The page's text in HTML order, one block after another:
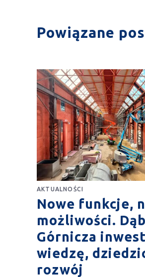
Powiązane
AKTUALNOŚCI
Nowe funkcje,
możliwości.
Górnicza
wiedzę,
rozwój